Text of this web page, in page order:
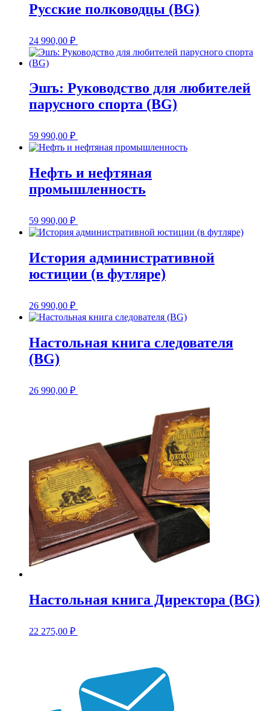
Русские полководцы (BG)
24 990,00 ₽
Эшъ: Руководство для любителей
парусного спорта (BG)
59 990,00 ₽
Нефть и нефтяная
промышленность
59 990,00 ₽
История административной
юстиции (в футляре)
26 990,00 ₽
Настольная книга следователя
(BG)
26 990,00 ₽
Настольная книга Директора (BG)
22 275,00 ₽